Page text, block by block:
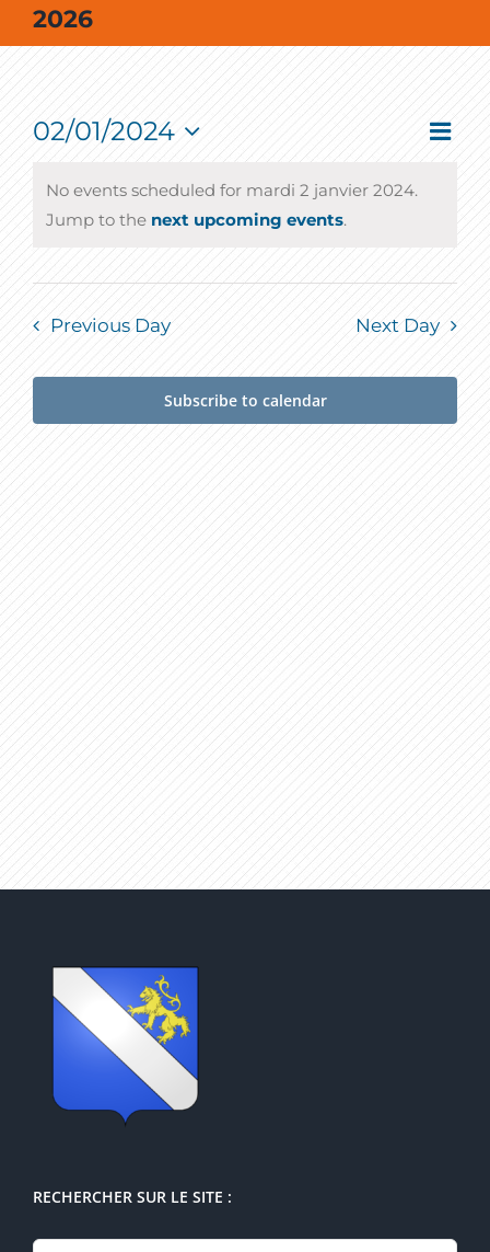
2026
Event
Jour
02/01/2024
Select
date.
No events scheduled for mardi 2 janvier 2024.
Jump to the next upcoming events.
Previous Day Next Day
Subscribe to calendar
RECHERCHER SUR LE SITE :